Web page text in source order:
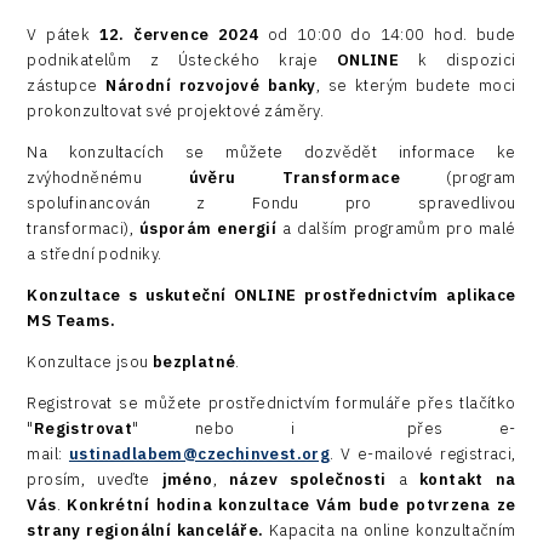
Consulting
Data services
Infrastructure
Logic/MaaS
Security
Vehicles
V pátek 12. července 2024 od 10:00 do 14:00 hod. bude
podnikatelům z Ústeckého kraje ONLINE k dispozici
zástupce Národní rozvojové banky, se kterým budete moci
prokonzultovat své projektové záměry.
Na konzultacích se můžete dozvědět informace ke
zvýhodněnému úvěru Transformace(program
spolufinancován z Fondu pro spravedlivou
transformaci), úsporám energií a dalším programům pro malé
a střední podniky.
Konzultace s uskuteční ONLINE prostřednictvím aplikace
MS Teams.
Konzultace jsou bezplatné.
Registrovat se můžete prostřednictvím formuláře přes tlačítko
"Registrovat" nebo i přes e-
mail: ustinadlabem@czechinvest.org. V e-mailové registraci,
prosím, uveďte jméno, název společnosti a kontakt na
Vás. Konkrétní hodina konzultace Vám bude potvrzena ze
strany regionální kanceláře. Kapacita na online konzultačním